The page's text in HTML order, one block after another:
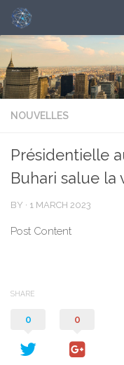
NOUVELLES
Présidentielle
Buhari salue
BY · 1 MARCH 2023
Post Content
SHARE
0 0